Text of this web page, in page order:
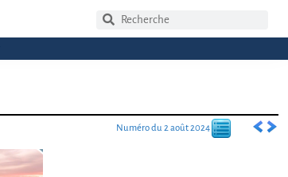
Numéro du 2 août 2024